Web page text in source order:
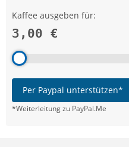
Kaffee ausgeben für:
3,00 €
Per Paypal unterstützen*
*Weiterleitung zu PayPal.Me